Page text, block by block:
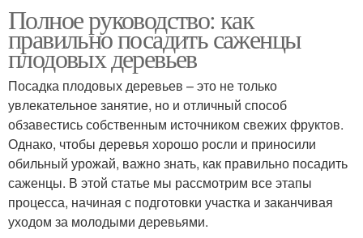
Полное руководство: как
правильно посадить саженцы
плодовых деревьев
Посадка плодовых деревьев – это не только
увлекательное занятие, но и отличный способ
обзавестись собственным источником свежих фруктов.
Однако, чтобы деревья хорошо росли и приносили
обильный урожай, важно знать, как правильно посадить
саженцы. В этой статье мы рассмотрим все этапы
процесса, начиная с подготовки участка и заканчивая
уходом за молодыми деревьями.